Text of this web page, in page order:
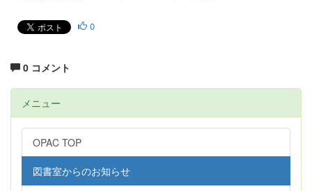
0
0 コメント
メニュー
OPAC TOP
図書室からのお知らせ